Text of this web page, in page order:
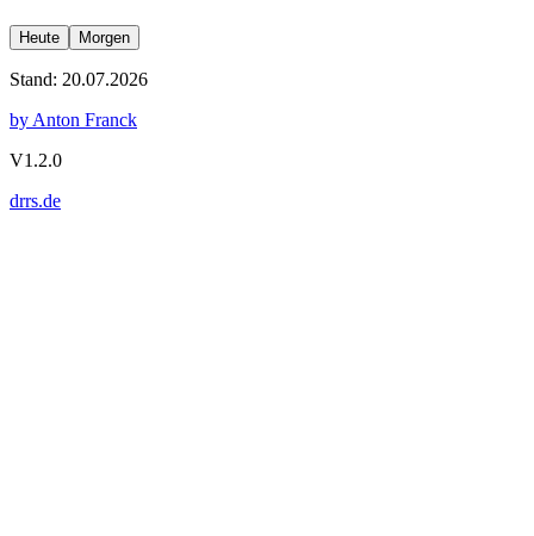
Heute Morgen
Stand: 20.07.2026
by Anton Franck
V1.2.0
drrs.de